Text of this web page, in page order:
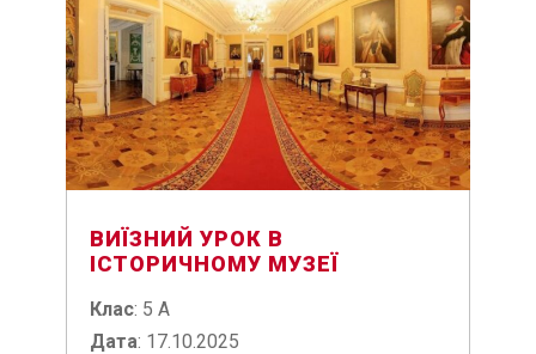
ВИЇЗНИЙ УРОК В
ІСТОРИЧНОМУ МУЗЕЇ
Клас: 5 А
Дата: 17.10.2025